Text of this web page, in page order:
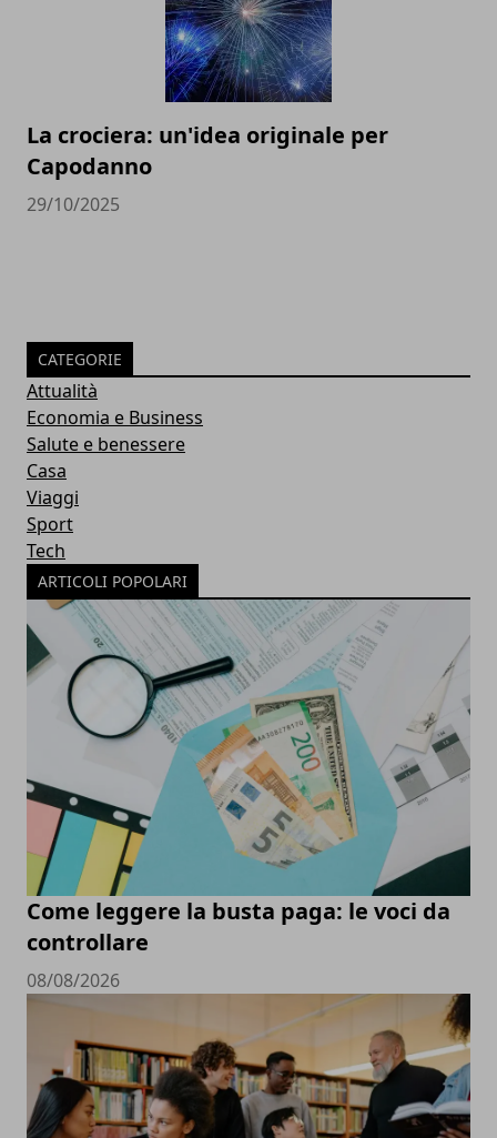
La crociera: un'idea originale per
Capodanno
29/10/2025
CATEGORIE
Attualità
Economia e Business
Salute e benessere
Casa
Viaggi
Sport
Tech
ARTICOLI POPOLARI
Come leggere la busta paga: le voci da
controllare
08/08/2026